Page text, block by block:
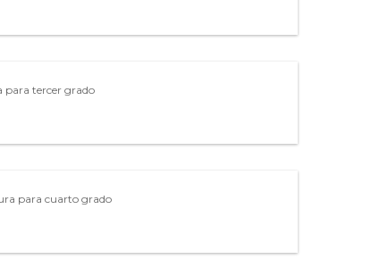
para tercer grado
para cuarto grado